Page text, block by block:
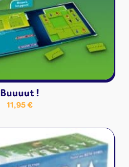
Buuuut !
11,95 €